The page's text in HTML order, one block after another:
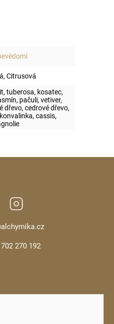
Citrusová
tuberosa, kosatec,
pačuli, vetiver,
dřevo, cedrové dřevo,
cassis,
Facebook
alchymika.cz
270 192